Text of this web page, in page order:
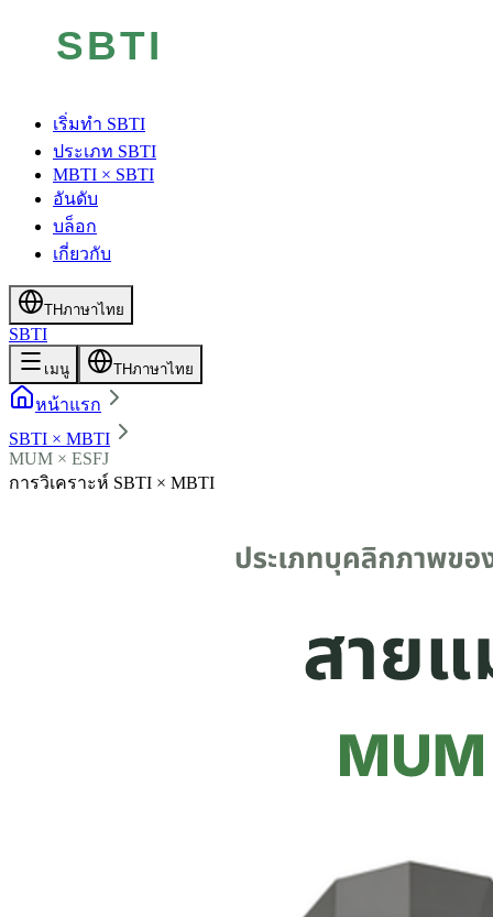
เริ่มทำ SBTI
ประเภท SBTI
MBTI × SBTI
อันดับ
บล็อก
เกี่ยวกับ
THภาษาไทย
SBTI
เมนู THภาษาไทย
หน้าแรก
SBTI × MBTI
MUM × ESFJ
การวิเคราะห์ SBTI × MBTI